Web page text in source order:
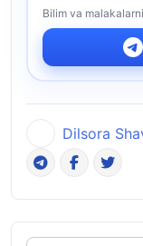
Bilim va
Dilsora